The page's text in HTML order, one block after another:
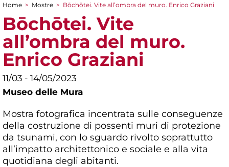
Tu sei qui
Home > Mostre > Bōchōtei. Vite all’ombra del muro. Enrico Graziani
Bōchōtei. Vite
all’ombra del muro.
Enrico Graziani
11/03 - 14/05/2023
Museo delle Mura
Mostra fotografica incentrata sulle conseguenze
della costruzione di possenti muri di protezione
da tsunami, con lo sguardo rivolto soprattutto
all’impatto architettonico e sociale e alla vita
quotidiana degli abitanti.